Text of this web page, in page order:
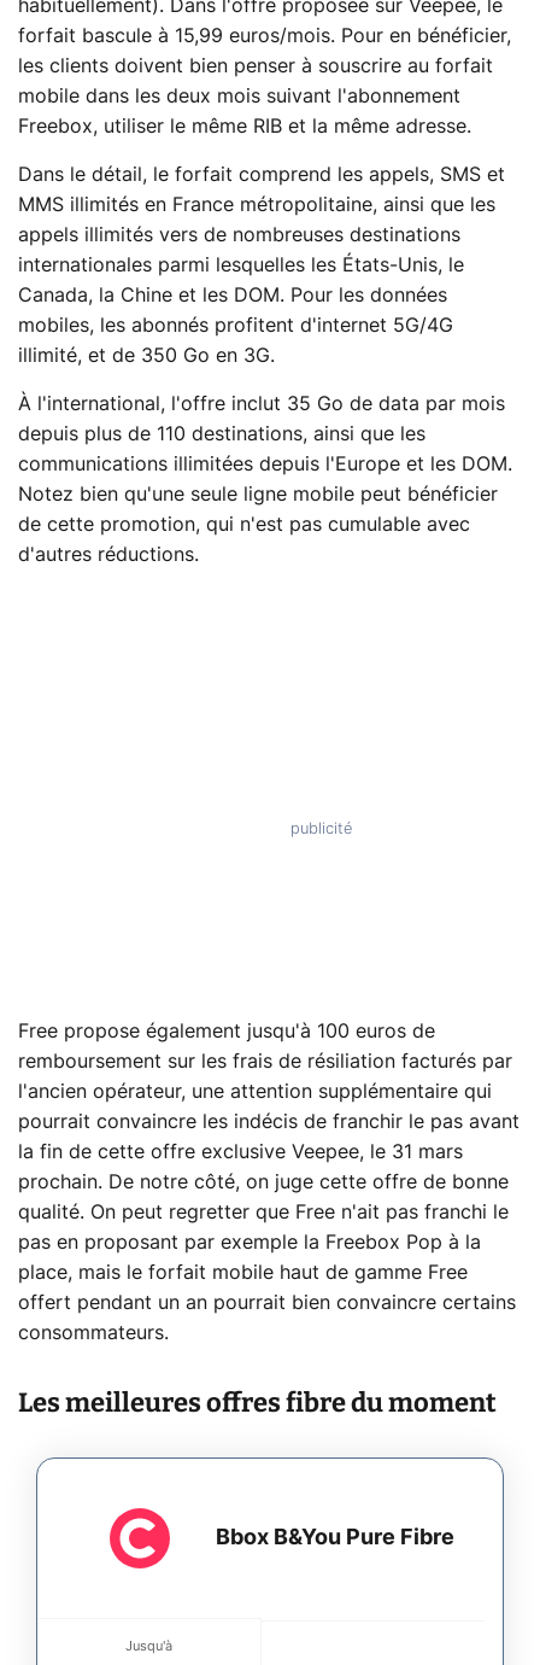
habituellement). Dans l'offre proposée sur Veepee, le
forfait bascule à 15,99 euros/mois. Pour en bénéficier,
les clients doivent bien penser à souscrire au forfait
mobile dans les deux mois suivant l'abonnement
Freebox, utiliser le même RIB et la même adresse.
Dans le détail, le forfait comprend les appels, SMS et
MMS illimités en France métropolitaine, ainsi que les
appels illimités vers de nombreuses destinations
internationales parmi lesquelles les États-Unis, le
Canada, la Chine et les DOM. Pour les données
mobiles, les abonnés profitent d'internet 5G/4G
illimité, et de 350 Go en 3G.
À l'international, l'offre inclut 35 Go de data par mois
depuis plus de 110 destinations, ainsi que les
communications illimitées depuis l'Europe et les DOM.
Notez bien qu'une seule ligne mobile peut bénéficier
de cette promotion, qui n'est pas cumulable avec
d'autres réductions.
Free propose également jusqu'à 100 euros de
remboursement sur les frais de résiliation facturés par
l'ancien opérateur, une attention supplémentaire qui
pourrait convaincre les indécis de franchir le pas avant
la fin de cette offre exclusive Veepee, le 31 mars
prochain. De notre côté, on juge cette offre de bonne
qualité. On peut regretter que Free n'ait pas franchi le
pas en proposant par exemple la Freebox Pop à la
place, mais le forfait mobile haut de gamme Free
offert pendant un an pourrait bien convaincre certains
consommateurs.
Les meilleures offres fibre du moment
Bbox B&You Pure Fibre
Jusqu'à